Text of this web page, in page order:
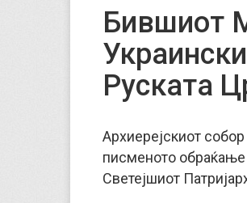
Бившиот
Руската
Архиерејскиот
писменото
Светејшиот